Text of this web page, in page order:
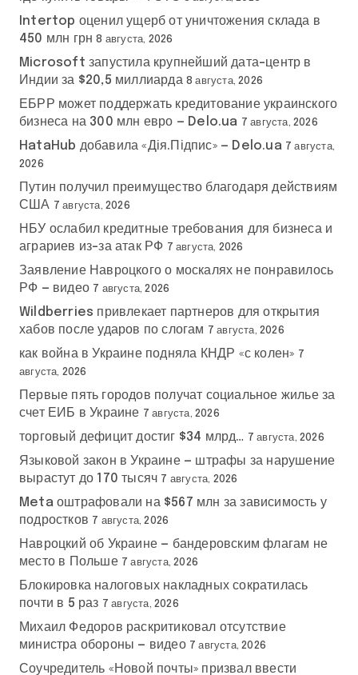
Intertop оценил ущерб от уничтожения склада в
450 млн грн 8 августа, 2026
Microsoft запустила крупнейший дата-центр в
Индии за $20,5 миллиарда 8 августа, 2026
ЕБРР может поддержать кредитование украинского
бизнеса на 300 млн евро — Delo.ua 7 августа, 2026
HataHub добавила «Дія.Підпис» — Delo.ua 7 августа,
2026
Путин получил преимущество благодаря действиям
США 7 августа, 2026
НБУ ослабил кредитные требования для бизнеса и
аграриев из-за атак РФ 7 августа, 2026
Заявление Навроцкого о москалях не понравилось
РФ — видео 7 августа, 2026
Wildberries привлекает партнеров для открытия
хабов после ударов по слогам 7 августа, 2026
как война в Украине подняла КНДР «с колен» 7
августа, 2026
Первые пять городов получат социальное жилье за
счет ЕИБ в Украине 7 августа, 2026
торговый дефицит достиг $34 млрд… 7 августа, 2026
Языковой закон в Украине — штрафы за нарушение
вырастут до 170 тысяч 7 августа, 2026
Meta оштрафовали на $567 млн за зависимость у
подростков 7 августа, 2026
Навроцкий об Украине — бандеровским флагам не
место в Польше 7 августа, 2026
Блокировка налоговых накладных сократилась
почти в 5 раз 7 августа, 2026
Михаил Федоров раскритиковал отсутствие
министра обороны — видео 7 августа, 2026
Соучредитель «Новой почты» призвал ввести